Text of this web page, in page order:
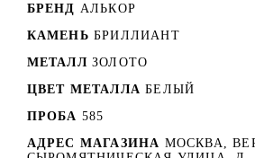
БРЕНД АЛЬКОР
КАМЕНЬ БРИЛЛИАНТ
МЕТАЛЛ ЗОЛОТО
ЦВЕТ МЕТАЛЛА БЕЛЫЙ
ПРОБА 585
АДРЕС МАГАЗИНА МОСКВА,